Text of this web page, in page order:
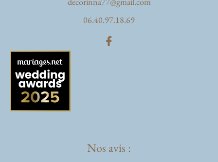
06.40.97.18.69
Nos avis :